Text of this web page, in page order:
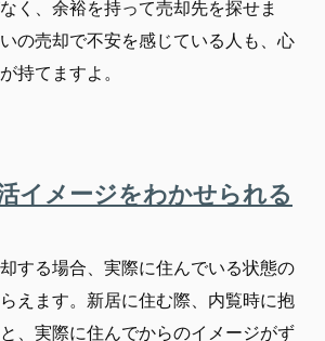
く、余裕を持って売却先を探せま
の売却で不安を感じている人も、心
持てますよ。
イメージをわかせられる
する場合、実際に住んでいる状態の
えます。新居に住む際、内覧時に抱
、実際に住んでからのイメージがず